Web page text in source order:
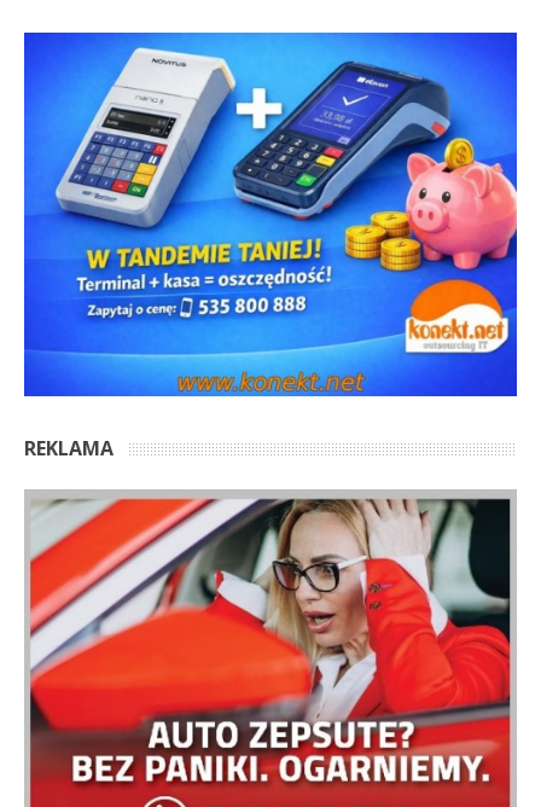
REKLAMA